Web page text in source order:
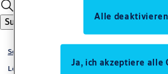
Suche
Solutions
Lösungen für jede Branche
Alle deaktivieren
Ja, ich akzeptiere alle